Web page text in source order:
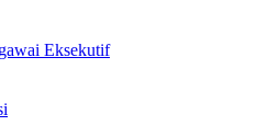
Eksekutif